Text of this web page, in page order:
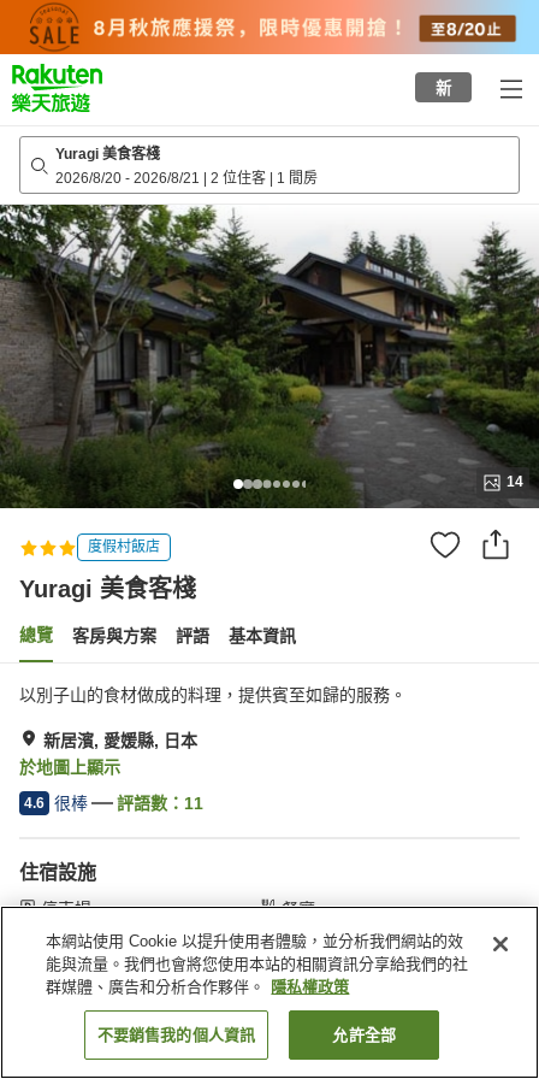
top
page
新
Yuragi 美食客棧
2026/8/20 - 2026/8/21 | 2 位住客 | 1 間房
14
度假村飯店
Yuragi 美食客棧
總覽 客房與方案 評語 基本資訊
以別子山的食材做成的料理，提供賓至如歸的服務。
新居濱, 愛媛縣, 日本
於地圖上顯示
4.6 很棒 評語數： 11
住宿設施
停車場
餐廳
咖啡廳
自動販賣機
首頁 日本 愛媛縣 新居濱 Yuragi 美食客棧
找客房
本網站使用 Cookie 以提升使用者體驗，並分析我們網站的效
能與流量。我們也會將您使用本站的相關資訊分享給我們的社
群媒體、廣告和分析合作夥伴。
隱私權政策
不要銷售我的個人資訊 允許全部